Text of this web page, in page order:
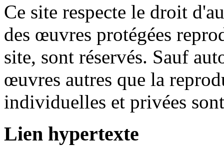
Ce site respecte le droit
des œuvres protégées
site, sont réservés. Sauf
œuvres autres que la
individuelles et privées
Lien hypertexte